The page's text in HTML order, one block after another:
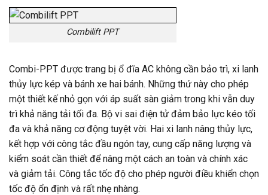
Combilift PPT
Combi-PPT được trang bị ổ đĩa AC không cần bảo trì, xi lanh
thủy lực kép và bánh xe hai bánh. Những thứ này cho phép
một thiết kế nhỏ gọn với áp suất sàn giảm trong khi vẫn duy
trì khả năng tải tối đa. Bộ vi sai điện tử đảm bảo lực kéo tối
đa và khả năng cơ động tuyệt vời. Hai xi lanh nâng thủy lực,
kết hợp với công tắc đầu ngón tay, cung cấp năng lượng và
kiểm soát cần thiết để nâng một cách an toàn và chính xác
và giảm tải. Công tắc tốc độ cho phép người điều khiển chọn
tốc độ ổn định và rất nhẹ nhàng.